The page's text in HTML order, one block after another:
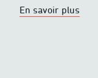
En savoir plus